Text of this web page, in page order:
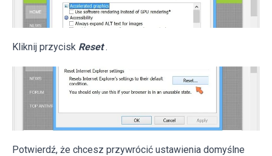
Kliknij przycisk Reset .
Potwierdź, że chcesz przywrócić ustawienia domyślne